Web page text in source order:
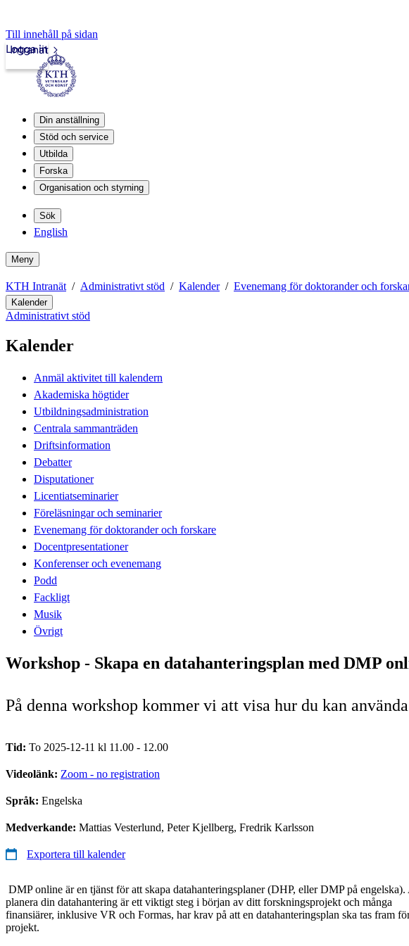
Till innehåll på sidan
Intranät
Logga in
Din anställning
Stöd och service
Utbilda
Forska
Organisation och styrning
Sök
English
Meny
KTH Intranät Administrativt stöd Kalender Evenemang för doktorander och
Kalender
Administrativt stöd
Kalender
Anmäl aktivitet till kalendern
Akademiska högtider
Utbildningsadministration
Centrala sammanträden
Driftsinformation
Debatter
Disputationer
Licentiatseminarier
Föreläsningar och seminarier
Evenemang för doktorander och forskare
Docentpresentationer
Konferenser och evenemang
Podd
Fackligt
Musik
Övrigt
Workshop - Skapa en datahanteringsplan med DMP
På denna workshop kommer vi att visa hur du kan
Tid: To 2025-12-11 kl 11.00 - 12.00
Videolänk: Zoom - no registration
Språk: Engelska
Medverkande: Mattias Vesterlund, Peter Kjellberg, Fredrik Karlsson
Exportera till kalender
DMP online är en tjänst för att skapa datahanteringsplaner (DHP, eller DMP på engelska).
planera din datahantering är ett viktigt steg i början av ditt forskningsprojekt och många
finansiärer, inklusive VR och Formas, har krav på att en datahanteringsplan ska tas fram
projekt.